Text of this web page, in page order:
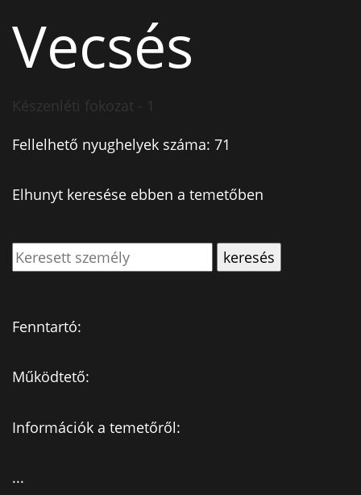
Vecsés
Készenléti fokozat - 1
Fellelhető nyughelyek száma: 71
Elhunyt keresése ebben a temetőben
Fenntartó:
Működtető:
Információk a temetőről:
...